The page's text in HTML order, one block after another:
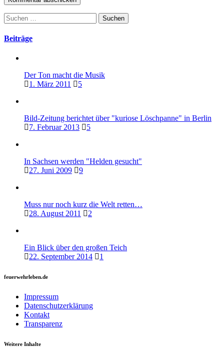
Suchen
nach:
Beiträge
Der Ton macht die Musik
1. März 2011
5
Bild-Zeitung berichtet über "kuriose Löschpanne" in Berlin
7. Februar 2013
5
In Sachsen werden "Helden gesucht"
27. Juni 2009
9
Muss nur noch kurz die Welt retten…
28. August 2011
2
Ein Blick über den großen Teich
22. September 2014
1
feuerwehrleben.de
Impressum
Datenschutzerklärung
Kontakt
Transparenz
Weitere Inhalte